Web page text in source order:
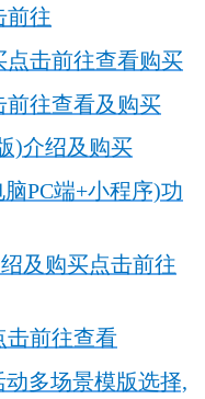
前往
击前往查看购买
前往查看及购买
)介绍及购买
PC端+小程序)功
及购买点击前往
击前往查看
多场景模版选择,